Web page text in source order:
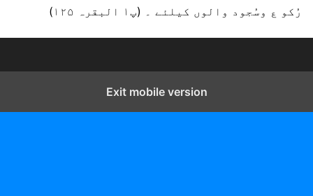
رُکو ع وسُجود والوں کیلئے ۔ (پ۱ البقرہ ۱۲۵)
Exit mobile version